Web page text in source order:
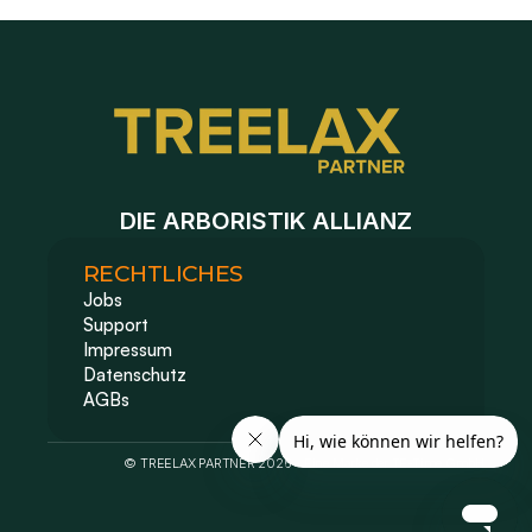
DIE ARBORISTIK ALLIANZ
RECHTLICHES
Jobs
Support
Impressum
Datenschutz
AGBs
© TREELAX PARTNER 2026 - Eine Marke der TE-Time GmbH